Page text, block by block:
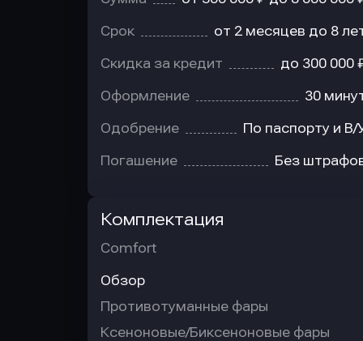
Срок от 2 месяцев до 8
Скидка за кредит до 300 000
Оформление 30
Одобрение По паспорту и В/
Погашение Без
Комплектация
Comfort
Обзор
Противотуманные фары
Ксеноновые/Биксеноновые фары